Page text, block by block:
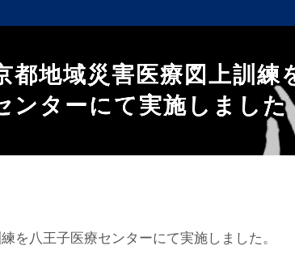
都地域災害医療図上訓練
ンターにて実施しました
を八王子医療センターにて実施しました。